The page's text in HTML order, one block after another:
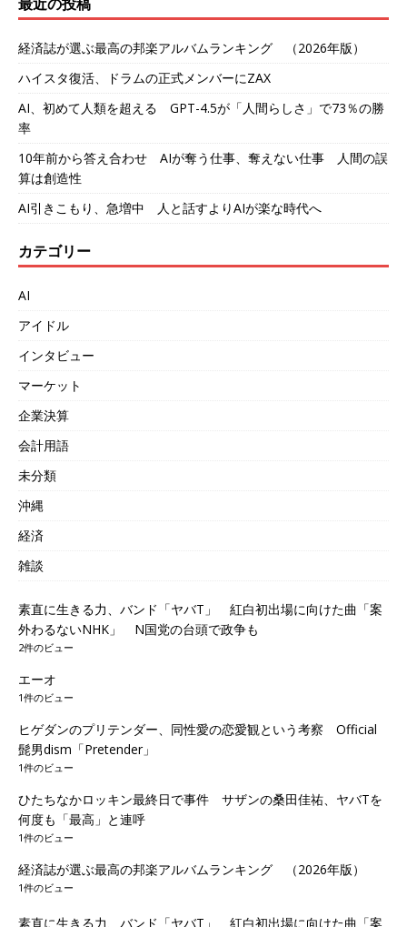
経済誌が選ぶ最高の邦楽アルバムランキング （2026年版）
ハイスタ復活、ドラムの正式メンバーにZAX
AI、初めて人類を超える GPT-4.5が「人間らしさ」で73％の勝
率
10年前から答え合わせ AIが奪う仕事、奪えない仕事 人間の誤
算は創造性
AI引きこもり、急増中 人と話すよりAIが楽な時代へ
カテゴリー
AI
アイドル
インタビュー
マーケット
企業決算
会計用語
未分類
沖縄
経済
雑談
素直に生きる力、バンド「ヤバT」 紅白初出場に向けた曲「案
外わるないNHK」 N国党の台頭で政争も
2件のビュー
エーオ
1件のビュー
ヒゲダンのプリテンダー、同性愛の恋愛観という考察 Official
髭男dism「Pretender」
1件のビュー
ひたちなかロッキン最終日で事件 サザンの桑田佳祐、ヤバTを
何度も「最高」と連呼
1件のビュー
経済誌が選ぶ最高の邦楽アルバムランキング （2026年版）
1件のビュー
素直に生きる力、バンド「ヤバT」 紅白初出場に向けた曲「案